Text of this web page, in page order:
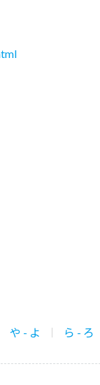
や - よ ら - ろ